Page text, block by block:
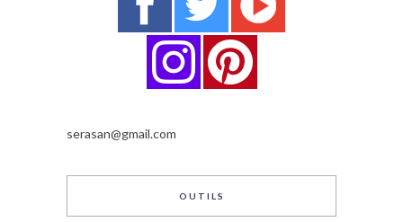
serasan@gmail.com
OUTILS